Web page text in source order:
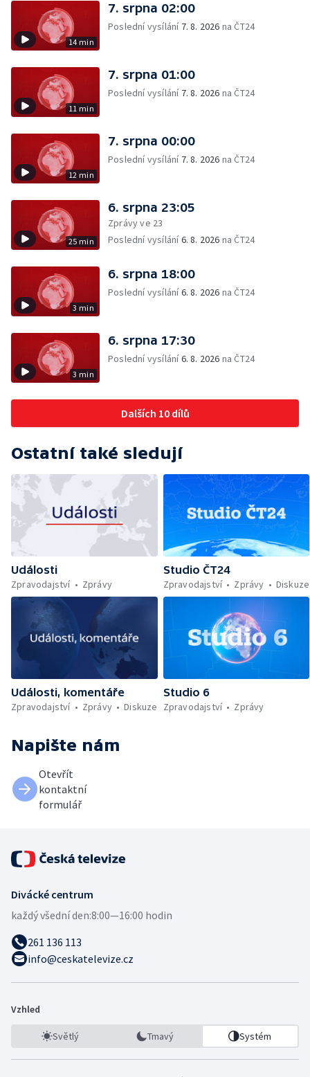
14 min
7. srpna 02:00
Poslední vysílání 7. 8. 2026 na ČT24
11 min
7. srpna 01:00
Poslední vysílání 7. 8. 2026 na ČT24
12 min
7. srpna 00:00
Poslední vysílání 7. 8. 2026 na ČT24
25 min
6. srpna 23:05
Zprávy ve 23
Poslední vysílání6. 8. 2026 na ČT24
3 min
6. srpna 18:00
Poslední vysílání6. 8. 2026 na ČT24
3 min
6. srpna 17:30
Poslední vysílání6. 8. 2026 na ČT24
Dalších 10 dílů
Ostatní také sledují
Události
Zpravodajství
Zprávy
Studio ČT24
Zpravodajství
Zprávy Diskuze
Události, komentáře
Zpravodajství
Zprávy Diskuze
Studio 6
Zpravodajství
Zprávy
Napište nám
Otevřít
kontaktní
formulář
Divácké centrum
každý všední den:8:00—16:00 hodin
261 136 113
info@ceskatelevize.cz
Vzhled
Světlý Tmavý Systém